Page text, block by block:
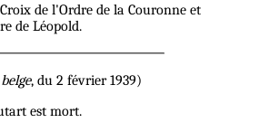
de l'Ordre de la Couronne et
de Léopold.
, du 2 février 1939)
est mort.